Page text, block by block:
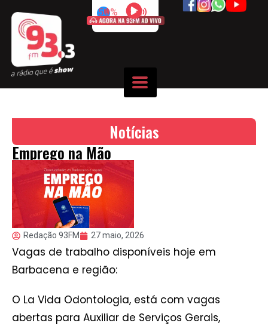
50%
Notícias
Emprego na Mão
Redação 93FM 27 maio, 2026
Vagas de trabalho disponíveis hoje em
Barbacena e região:
O La Vida Odontologia, está com vagas
abertas para Auxiliar de Serviços Gerais,